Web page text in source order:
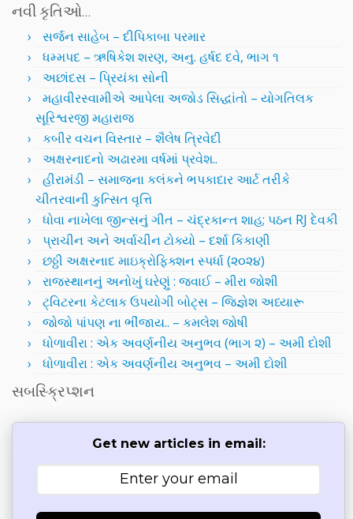
નવી કૃતિઓ…
સર્જન સાહેબ – દીપિકાબા પરમાર
ધમ્મપદ – ઋષિકેશ શરણ, અનુ. હર્ષદ દવે, ભાગ ૧
અછાંદસ – પ્રિયંકા સોની
મહાવીરસ્વામીએ આપેલા અજોડ સિદ્ધાંતો – યોગતિલક
સૂરિશ્વરજી મહારાજ
કબીર વચન વિસ્તાર – શૈલેષ ત્રિવેદી
અક્ષરનાદનો અઢારમા વર્ષમાં પ્રવેશ..
હીરામંડી – સમાજના કલંકને ભપકાદાર આર્ટ તરીકે
ચીતરવાની કુત્સિત વૃત્તિ
ધોવા નાખેલા જીન્સનું ગીત – ચંદ્રકાન્ત શાહ; પઠન RJ દેવકી
પ્રાચીન અને અર્વાચીન ટોક્યો – દર્શા કિકાણી
છઠ્ઠી અક્ષરનાદ માઇક્રોફિક્શન સ્પર્ધા (૨૦૨૪)
રાજસ્થાનનું અનોખું ઘરેણું : જવાઈ – મીરા જોશી
ટ્વિટરના કેટલાક ઉપયોગી બોટ્સ – જિજ્ઞેશ અધ્યારૂ
જોજો પાંપણ ના ભીંજાય.. – કમલેશ જોષી
ધોળાવીરા : એક અવર્ણનીય અનુભવ (ભાગ ૨) – અમી દોશી
ધોળાવીરા : એક અવર્ણનીય અનુભવ – અમી દોશી
સબસ્ક્રિપ્શન
Get new articles in email: